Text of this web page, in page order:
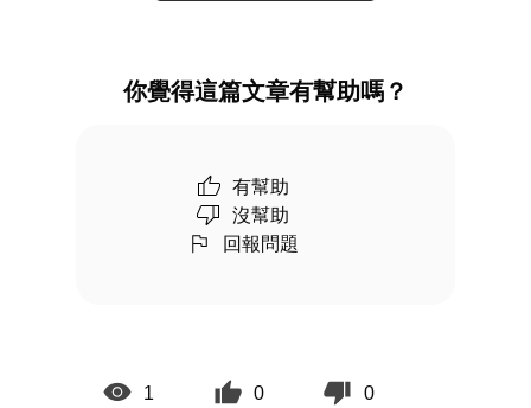
你覺得這篇文章有幫助嗎？
有幫助
沒幫助
回報問題
1 0 0